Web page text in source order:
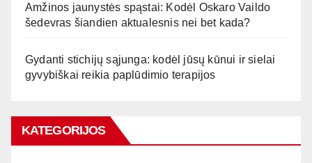
Amžinos jaunystės spąstai: Kodėl Oskaro Vaildo
šedevras šiandien aktualesnis nei bet kada?
Gydanti stichijų sąjunga: kodėl jūsų kūnui ir sielai
gyvybiškai reikia paplūdimio terapijos
KATEGORIJOS